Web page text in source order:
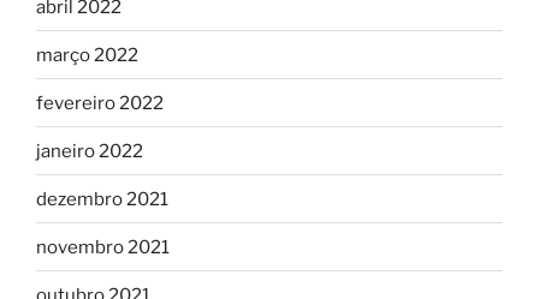
abril 2022
março 2022
fevereiro 2022
janeiro 2022
dezembro 2021
novembro 2021